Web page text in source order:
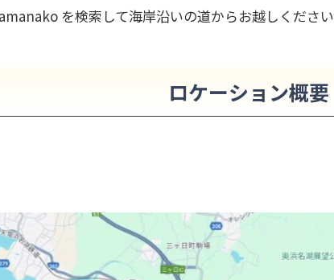
を検索して海岸沿いの道からお越しください
ロケーション概要